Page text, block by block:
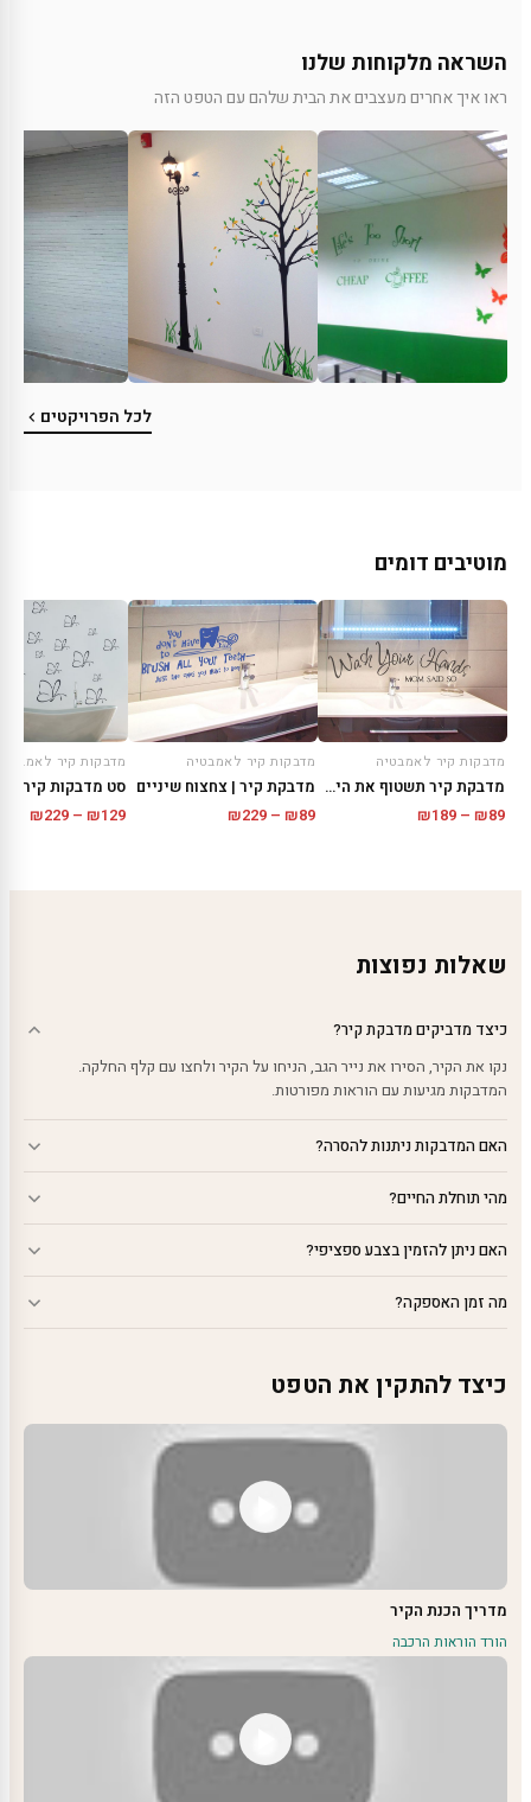
השראה מלקוחות שלנו
ראו איך אחרים מעצבים את הבית שלהם עם הטפט הזה
לכל הפרויקטים
מוטיבים דומים
מדבקות קיר לאמבטיה
מדבקת קיר תשטוף את הידיים
₪89
–
₪189
מדבקות קיר לאמבטיה
מדבקת קיר | צחצוח שיניים
₪89
–
₪229
מדבקות קיר
סט מדבקות קיר |
₪129
–
₪229
שאלות נפוצות
כיצד מדביקים מדבקת קיר?
נקו את הקיר, הסירו את נייר הגב, הניחו על הקיר ולחצו עם קלף החלקה.
המדבקות מגיעות עם הוראות מפורטות.
האם המדבקות ניתנות להסרה?
מהי תוחלת החיים?
האם ניתן להזמין בצבע ספציפי?
מה זמן האספקה?
כיצד להתקין את הטפט
מדריך הכנת הקיר
הורד הוראות הרכבה